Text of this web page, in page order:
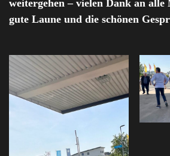
weitergehen – vielen Dank an
gute Laune und die schönen